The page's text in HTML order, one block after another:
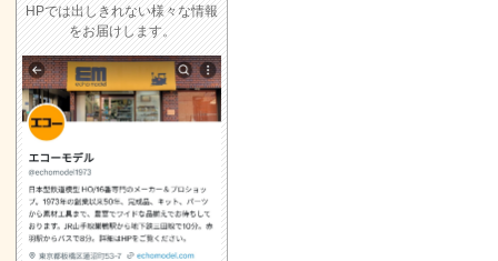
HPでは出しきれない様々な情報
をお届けします。